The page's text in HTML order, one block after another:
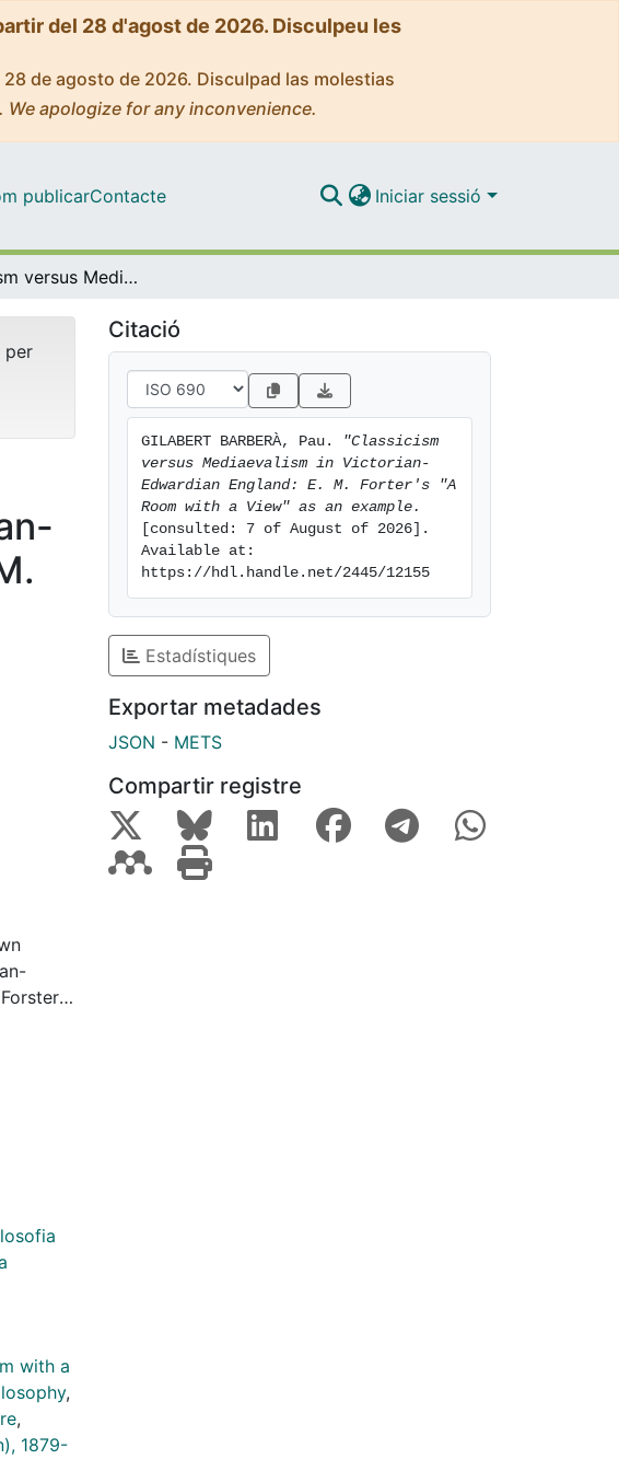
del 28 d'agost de 2026. Disculpeu les
de agosto de 2026. Disculpad las molestias
apologize for any inconvenience.
publicarContacte Iniciar sessió
"Classicism versus Mediaevalism in Victorian-Edwardian England: E. M. Forter's "A Room with a View" as an example
per
with a
,
,
1879-
Citació
GILABERT BARBERÀ, Pau.
"Classicism
versus Mediaevalism in Victorian-
Edwardian England: E. M. Forter's "A
Room with a View" as an example.
[consulted: 7 of August of 2026].
Available at:
https://hdl.handle.net/2445/12155
Estadístiques
Exportar metadades
JSON - METS
Compartir registre